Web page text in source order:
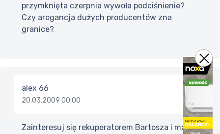
przymknięta czerpnia wywoła podciśnienie?
Czy arogancja dużych producentów zna
granice?
alex 66
20.03.2009 00:00
Zainteresuj się rekuperatorem Bartosza i masz